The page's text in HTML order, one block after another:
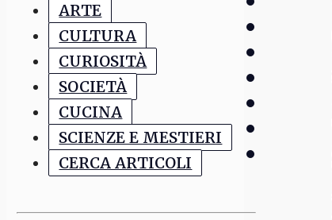
ARTE
CULTURA
CURIOSITÀ
SOCIETÀ
CUCINA
SCIENZE E MESTIERI
CERCA ARTICOLI